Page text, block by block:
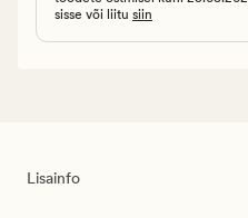
sisse või liitu siin
Lisainfo